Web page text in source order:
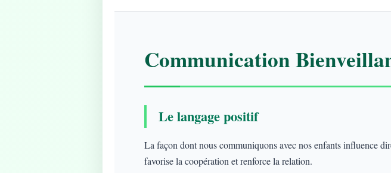
Communication
Le langage positif
La façon dont nous communiquons avec nos enfants influence
favorise la coopération et renforce la relation.